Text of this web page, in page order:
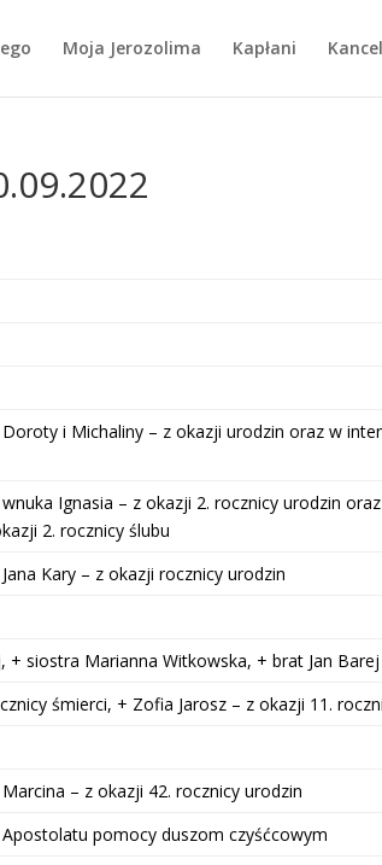
Moja Jerozolima Kapłani
i Michaliny – z okazji urodzin oraz w
Ignasia – z okazji 2. rocznicy urodzin
2. rocznicy ślubu
Kary – z okazji rocznicy urodzin
+ siostra Marianna Witkowska, + brat Jan Barej
śmierci, + Zofia Jarosz – z okazji 11.
– z okazji 42. rocznicy urodzin
pomocy duszom czyśćcowym